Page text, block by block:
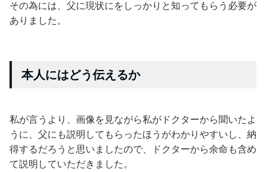
その為には、父に現状にをしっかりと知ってもらう必要が
ありました。
本人にはどう伝えるか
私が言うより、画像を見ながら私がドクターから聞いたよ
うに、父にも説明してもらったほうがわかりやすいし、納
得するだろうと思いましたので、ドクターから余命も含め
て説明していただきました。